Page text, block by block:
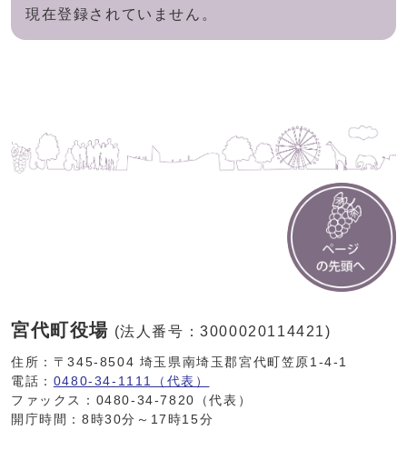
現在登録されていません。
宮代町役場 (法人番号：3000020114421)
住所：〒345-8504 埼玉県南埼玉郡宮代町笠原1-4-1
電話： 0480-34-1111（代表）
ファックス：0480-34-7820（代表）
開庁時間：8時30分～17時15分